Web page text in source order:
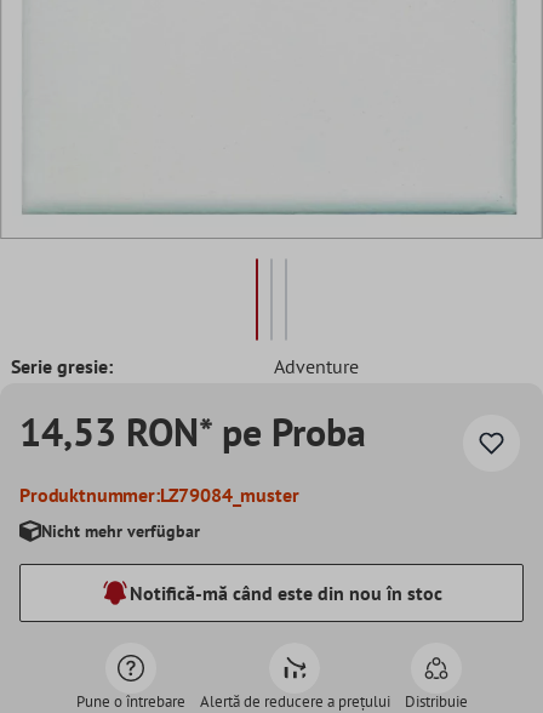
Serie gresie: Adventure
14,53 RON* pe Proba
Produktnummer:LZ79084_muster
Nicht mehr verfügbar
Notifică-mă când este din nou în stoc
Pune o întrebare Alertă de reducere a prețului Distribuie